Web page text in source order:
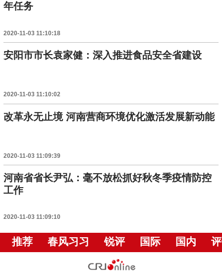
年任务
2020-11-03 11:10:18
安阳市市长袁家健：深入推进食品安全省建设
2020-11-03 11:10:02
改革永无止境 河南营商环境优化激活发展新动能
2020-11-03 11:09:39
河南省省长尹弘：毫不放松抓好秋冬季疫情防控
工作
2020-11-03 11:09:10
推荐 春风习习 锐评 国际 国内